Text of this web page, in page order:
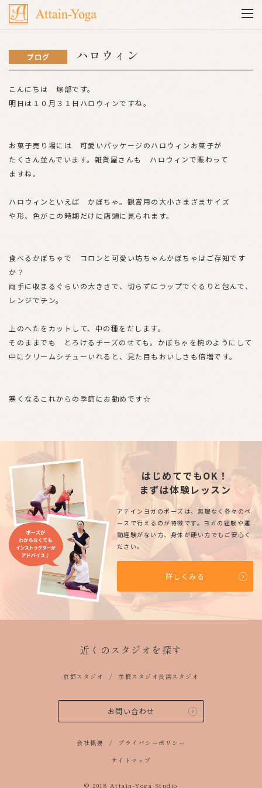
ブログ ハロウィン
こんにちは 塚部です。
明日は１０月３１日ハロウィンですね。
お菓子売り場には 可愛いパッケージのハロウィンお菓子が
たくさん並んでいます。雑貨屋さんも ハロウィンで賑わって
ますね。
ハロウィンといえば かぼちゃ。観賞用の大小さまざまサイズ
や形、色がこの時期だけに店頭に見られます。
食べるかぼちゃで コロンと可愛い坊ちゃんかぼちゃはご存知です
か？
両手に収まるぐらいの大きさで、切らずにラップでぐるりと包んで、
レンジでチン。
上のへたをカットして、中の種をだします。
そのままでも とろけるチーズのせても。かぼちゃを椀のようにして
中にクリームシチューいれると、見た目もおいしさも倍増です。
寒くなるこれからの季節にお勧めです☆
はじめてでもOK！
まずは体験レッスン
アテインヨガのポーズは、無理なく各々のペ
ースで行えるのが特徴です。ヨガの経験や運
動経験がない方、身体が硬い方でもご安心く
ださい。
詳しくみる
近くのスタジオを探す
京都スタジオ 彦根スタジオ 長浜スタジオ
お問い合わせ
会社概要
プライバシーポリシー
サイトマップ
© 2018 Attain-Yoga Studio